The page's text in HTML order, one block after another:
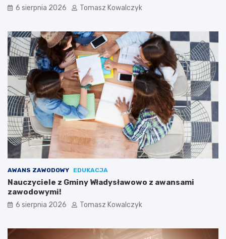
6 sierpnia 2026 Tomasz Kowalczyk
AWANS ZAWODOWY EDUKACJA
Nauczyciele z Gminy Władysławowo z awansami
zawodowymi!
6 sierpnia 2026 Tomasz Kowalczyk